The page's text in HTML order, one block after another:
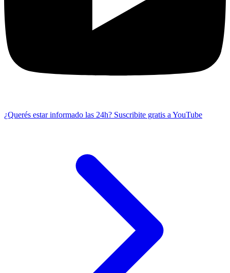
¿Querés estar informado las 24h? Suscribite gratis a YouTube